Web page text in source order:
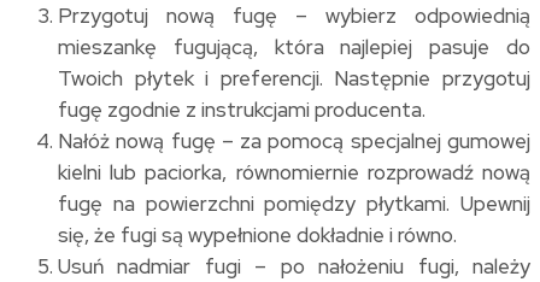
Przygotuj nową fugę – wybierz odpowiednią
mieszankę fugującą, która najlepiej pasuje do
Twoich płytek i preferencji. Następnie przygotuj
fugę zgodnie z instrukcjami producenta.
Nałóż nową fugę – za pomocą specjalnej gumowej
kielni lub paciorka, równomiernie rozprowadź nową
fugę na powierzchni pomiędzy płytkami. Upewnij
się, że fugi są wypełnione dokładnie i równo.
Usuń nadmiar fugi – po nałożeniu fugi, należy